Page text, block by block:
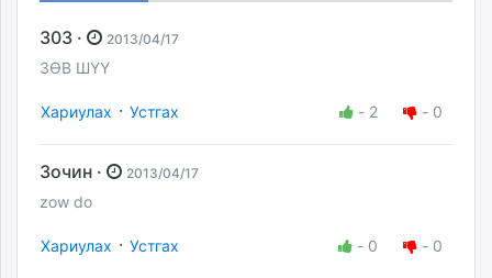
303 · 2013/04/17
ЗӨВ ШҮҮ
Хариулах · Устгах - 2 - 0
Зочин · 2013/04/17
zow do
Хариулах · Устгах - 0 - 0